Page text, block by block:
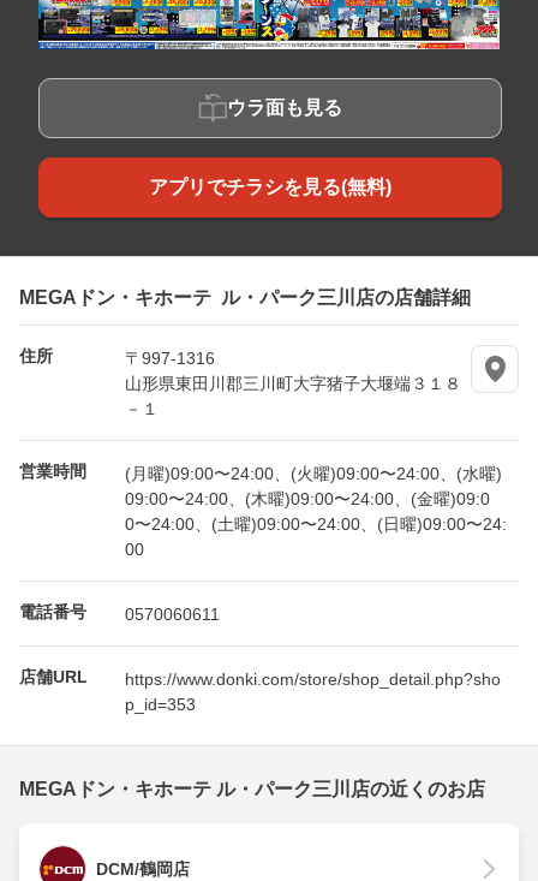
ウラ面も見る
アプリでチラシを見る(無料)
MEGAドン・キホーテ ル・パーク三川店の店舗詳細
住所
〒997-1316
山形県東田川郡三川町大字猪子大堰端３１８
－１
営業時間
(月曜)09:00〜24:00、(火曜)09:00〜24:00、(水曜)
09:00〜24:00、(木曜)09:00〜24:00、(金曜)09:0
0〜24:00、(土曜)09:00〜24:00、(日曜)09:00〜24:
00
電話番号 0570060611
店舗URL
https://www.donki.com/store/shop_detail.php?sho
p_id=353
MEGAドン・キホーテ ル・パーク三川店の近くのお店
DCM/鶴岡店